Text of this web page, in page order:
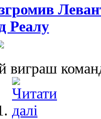
Реалу
виграш